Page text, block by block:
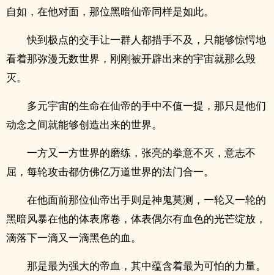
自如，在他对面，那位黑暗仙帝同样是如此。
快到极点的交手让一群人都措手不及，只能够惊愕地
看着那弥漫无数世界，刚刚被开辟出来的宇宙就那么毁
灭。
多元宇宙的生命在仙帝的手中不值一提，那只是他们
动念之间就能够创造出来的世界。
一方又一方世界的磨练，张亮的拳意不灭，意志不
屈，每轮攻击都仿佛亿万道世界的法门合一。
在他面前那位仙帝出手则是神鬼莫测，一轮又一轮的
黑暗风暴在他的体表席卷，体表偶尔有血色的光芒绽放，
滴落下一滴又一滴黑色的血。
那是最为强大的帝血，其中蕴含着最为可怕的力量。